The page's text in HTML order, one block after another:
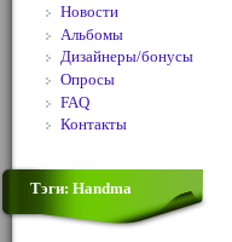
Новости
Альбомы
Дизайнеры/бонусы
Опросы
FAQ
Контакты
Тэги: Handma